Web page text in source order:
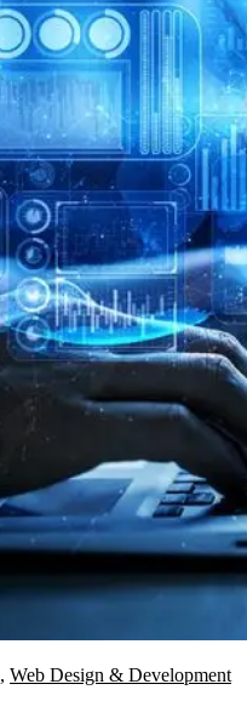
, Web Design & Development